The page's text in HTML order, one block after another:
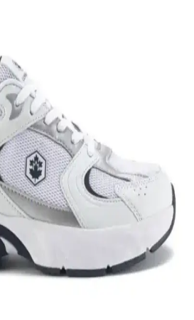
ve teknolojik özellikleriyle spor ve
bir tercih. Konfor ve şıklığı bir araya
sağlar.
Yönlü Spor ve Günlük
Ayakkabı Seçenekleri
dayanıklılık, şıklık ve konforu bir
kullanım için uygun modelleriyle,
arada sağlar.
Siyah Metal Taç ve NEW
Karşılaştırması
karşılaştırıyoruz: dayanıklılık, tasarım
odaklanın.